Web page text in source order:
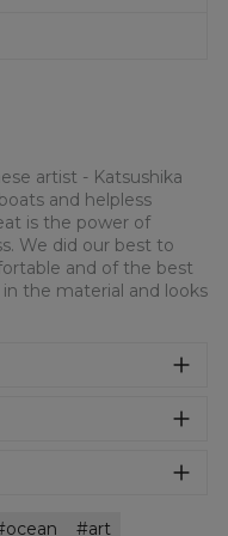
artist - Katsushika
and helpless
is the power of
We did our best to
and of the best
the material and looks
i z tyłu.
aby zachować
ocean
art